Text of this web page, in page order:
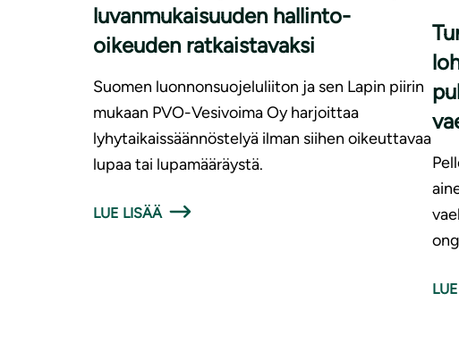
luvanmukaisuuden hallinto-
oikeuden ratkaistavaksi
Suomen luonnonsuojeluliiton ja sen Lapin piirin
mukaan PVO-Vesivoima Oy harjoittaa
lyhytaikaissäännöstelyä ilman siihen oikeuttavaa
lupaa tai lupamääräystä.
LUE LISÄÄ